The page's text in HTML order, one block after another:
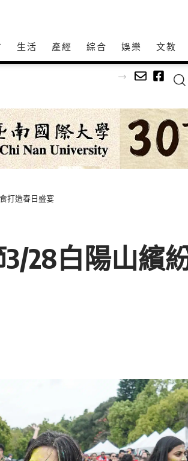
生活 產經 綜合 娛樂 文教
打造春日盛宴
3/28白陽山